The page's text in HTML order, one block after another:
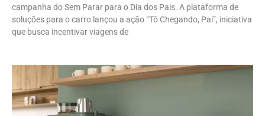
campanha do Sem Parar para o Dia dos Pais. A plataforma de
soluções para o carro lançou a ação “Tô Chegando, Pai”, iniciativa
que busca incentivar viagens de